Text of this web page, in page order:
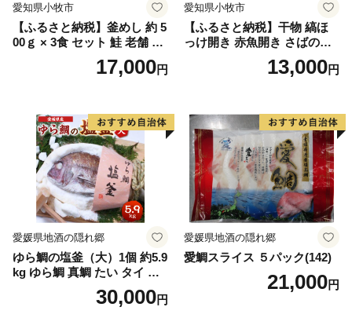
愛知県小牧市
【ふるさと納税】釜めし 約 5
00ｇ × 3食 セット 鮭 老舗 急
速冷凍 レンチン 時短 簡単調
理 食品 加工品 海鮮 手作り
り寄せグルメ 愛知県 小牧市
送料無料
17,000円
愛知県小牧市
【ふるさと納税】干物 縞ほ
っけ開き 赤魚開き さばの開
き 魚醤干し 3種 セット 詰め
合わせ 魚 おかず 肉厚 おいし
取り寄せグルメ 魚醤 ナンプ
ラー 愛知県 小牧市 冷凍 送料
無料
13,000円
愛媛県地酒の隠れ郷
ゆら鯛の塩釜（大）1個 約5.9
kg ゆら鯛 真鯛 たい タイ 鯛
塩釜焼き 塩釜 魚 魚介類 海鮮
祝い事 お祝い ハレの日 食品
30,000円
愛媛県地酒の隠れ郷
愛鯛スライス ５パック(142)
21,000円